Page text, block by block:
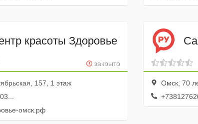
красоты Здоровье
закрыто
157, 1 этаж
омск.рф
Омск, 70